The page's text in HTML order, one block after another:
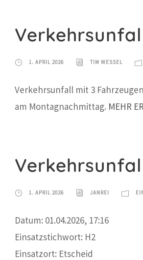
1. APRIL 2026 TIM WESSEL
Verkehrsunfall mit 3
am Montagnachmittag. MEHR
1. APRIL 2026 JANREI
Datum: 01.04.2026, 17:16
Einsatzstichwort: H2
Einsatzort: Etscheid